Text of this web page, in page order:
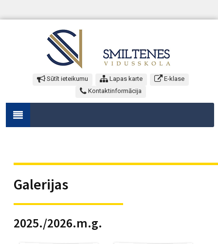
Sūtīt ieteikumu Lapas karte
E-klase
Kontaktinformācija
Galerijas
2025./2026.m.g.